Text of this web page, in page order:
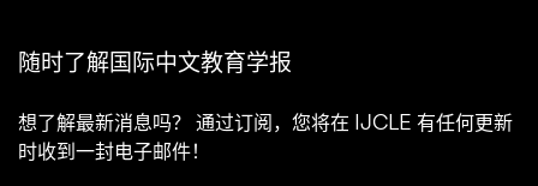
随时了解国际中文教育学报
想了解最新消息吗？ 通过订阅，您将在 IJCLE 有任何更新
时收到一封电子邮件！